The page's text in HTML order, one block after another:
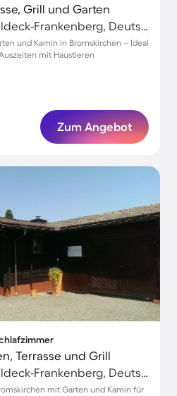
Grill und Garten
Bromskirchen, Waldeck-Frankenberg, Deutschland
und Kamin in Bromskirchen – Ideal
mit Haustieren
Zum Angebot
Terrasse und Grill
Bromskirchen, Waldeck-Frankenberg, Deutschland
mit Garten und Kamin für